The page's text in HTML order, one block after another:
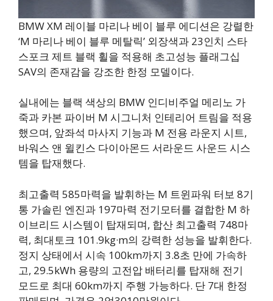
BMW XM 레이블 마리나 베이 블루 에디션은 강렬한
‘M 마리나 베이 블루 메탈릭’ 외장색과 23인치 스타
스포크 제트 블랙 휠을 적용해 초고성능 플래그십
SAV의 존재감을 강조한 한정 모델이다.
실내에는 블랙 색상의 BMW 인디비주얼 메리노 가
죽과 카본 파이버 M 시그니처 인테리어 트림을 적용
했으며, 앞좌석 마사지 기능과 M 전용 라운지 시트,
바워스 앤 윌킨스 다이아몬드 서라운드 사운드 시스
템을 탑재했다.
최고출력 585마력을 발휘하는 M 트윈파워 터보 8기
통 가솔린 엔진과 197마력 전기모터를 결합한 M 하
이브리드 시스템이 탑재되며, 합산 최고출력 748마
력, 최대토크 101.9kg·m의 강력한 성능을 발휘한다.
정지 상태에서 시속 100km까지 3.8초 만에 가속하
고, 29.5kWh 용량의 고전압 배터리를 탑재해 전기
모드로 최대 60km까지 주행 가능하다. 단 7대 한정